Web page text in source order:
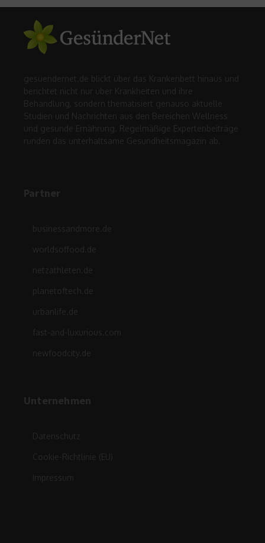
gesuendernet.de blickt über das Krankenbett hinaus und
berichtet nicht nur über Krankheiten und ihre
Behandlung, sondern thematisiert genauso aktuelle
Studien und Nachrichten aus den Bereichen Wellness
und gesunde Ernährung. Regelmäßige Expertenbeiträge
runden das unterhaltsame Gesundheitsmagazin ab.
Partner
businessandmore.de
worldsoffood.de
netzathleten.de
planetoftech.de
urbanlife.de
fast-and-luxurious.com
newfoodcity.de
Unternehmen
Datenschutz
Cookie-Richtlinie (EU)
Impressum